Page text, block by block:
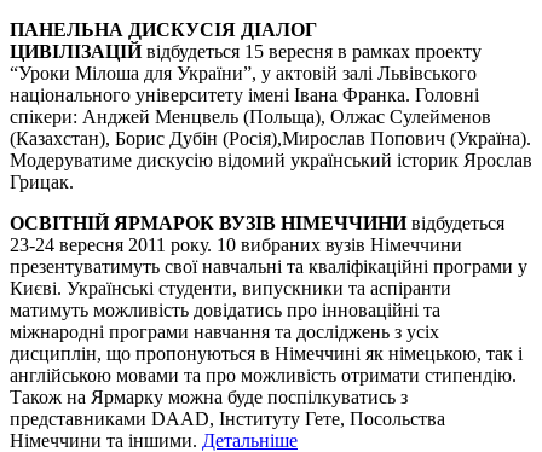
ПАНЕЛЬНА ДИСКУСІЯ ДІАЛОГ
ЦИВІЛІЗАЦІЙвідбудеться 15 вересня в рамках проекту
“Уроки Мілоша для України”, у актовій залі Львівського
національного університету імені Івана Франка. Головні
спікери: Анджей Менцвель (Польща), Олжас Сулейменов
(Казахстан), Борис Дубін (Росія),Мирослав Попович (Україна).
Модеруватиме дискусію відомий український історик Ярослав
Грицак.
ОСВІТНІЙ ЯРМАРОК ВУЗІВ НІМЕЧЧИНИвідбудеться
23-24 вересня 2011 року. 10 вибраних вузів Німеччини
презентуватимуть свої навчальні та кваліфікаційні програми у
Києві. Українські студенти, випускники та аспіранти
матимуть можливість довідатись про інноваційні та
міжнародні програми навчання та досліджень з усіх
дисциплін, що пропонуються в Німеччині як німецькою, так і
англійською мовами та про можливість отримати стипендію.
Також на Ярмарку можна буде поспілкуватись з
представниками DAAD, Інституту Гете, Посольства
Німеччини та іншими. Детальніше